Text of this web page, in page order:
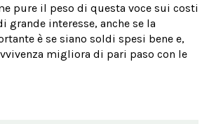
pure il peso di questa voce sui costi
grande interesse, anche se la
è se siano soldi spesi bene e,
migliora di pari paso con le